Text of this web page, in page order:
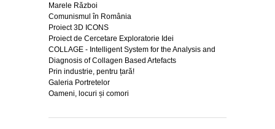
Marele Război
Comunismul în România
Proiect 3D ICONS
Proiect de Cercetare Exploratorie Idei
COLLAGE - Intelligent System for the Analysis and
Diagnosis of Collagen Based Artefacts
Prin industrie, pentru țară!
Galeria Portretelor
Oameni, locuri și comori